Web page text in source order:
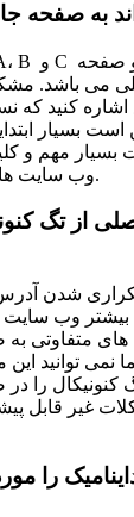
به صفحه
اشاره کنید
بسیار مهم و
وب سایت ها آن را رعایت نمی کنند.
از تگ
شدن
وب سایت
های متفاوتی
توانید این
تگ کنونیکال
غیر قابل
را